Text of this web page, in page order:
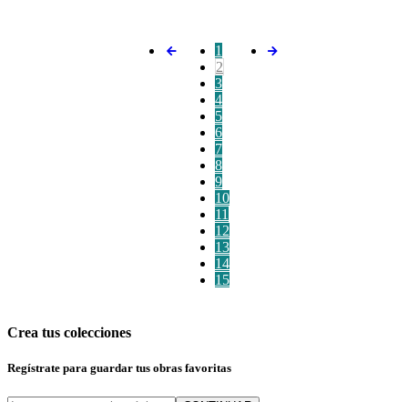
1
2
3
4
5
6
7
8
9
10
11
12
13
14
15
Crea tus colecciones
Regístrate para guardar tus obras favoritas